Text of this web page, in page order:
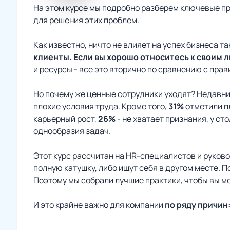
На этом курсе мы подробно разберем ключевые
для решения этих проблем.
Как известно, ничто не влияет на успех бизнеса
клиенты. Если вы хорошо относитесь к своим
и ресурсы - все это вторично по сравнению с
Но почему же ценные сотрудники уходят?
плохие условия труда. Кроме того,31%отметили
карьерный рост,26%- не хватает признания, у
однообразия задач.
Этот курс рассчитан на HR-специалистов и
полную катушку, либо ищут себя в другом месте.
Поэтому мы собрали лучшие практики, чтобы вы
И это крайне важно для компании по ряду причин: